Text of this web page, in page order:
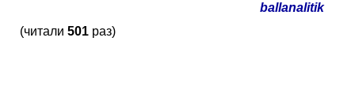
ballanalitik
(читали 501 раз)